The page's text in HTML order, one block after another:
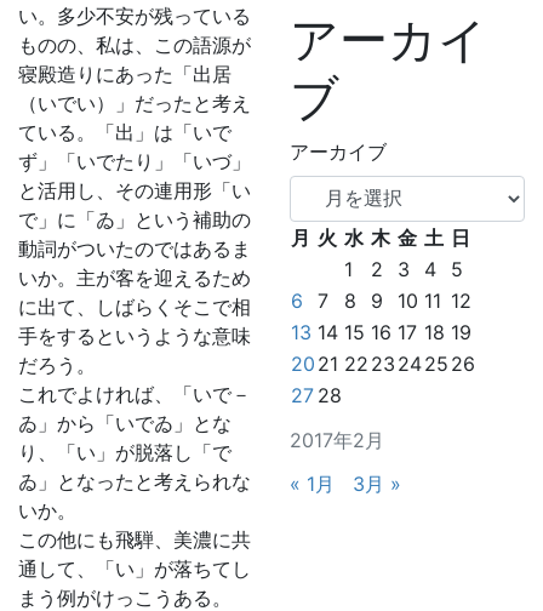
い。多少不安が残っている
ものの、私は、この語源が
寝殿造りにあった「出居
（いでい）」だったと考え
ている。「出」は「いで
ず」「いでたり」「いづ」
と活用し、その連用形「い
で」に「ゐ」という補助の
動詞がついたのではあるま
いか。主が客を迎えるため
に出て、しばらくそこで相
手をするというような意味
だろう。
これでよければ、「いで－
ゐ」から「いでゐ」とな
り、「い」が脱落し「で
ゐ」となったと考えられな
いか。
この他にも飛騨、美濃に共
通して、「い」が落ちてし
まう例がけっこうある。
アーカイ
ブ
アーカイブ
2017年2月
月 火 水 木 金 土 日
1
2 3 4
5
6
7 8 9 10 11 12
13 14 15 16 17 18 19
20 21 22 23 2425 26
27 28
« 1月 3月 »